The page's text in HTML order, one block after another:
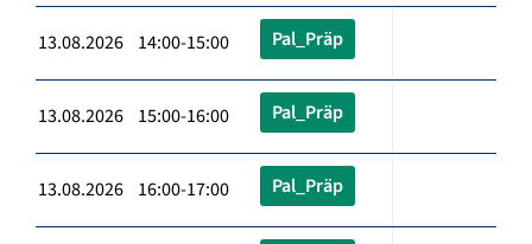
13.08.2026 14:00-15:00 Pal_Präp
13.08.2026 15:00-16:00 Pal_Präp
13.08.2026 16:00-17:00 Pal_Präp